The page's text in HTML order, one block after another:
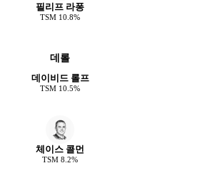
필리프 라퐁
TSM 10.8%
데롤
데이비드 롤프
TSM 10.5%
체이스 콜먼
TSM 8.2%